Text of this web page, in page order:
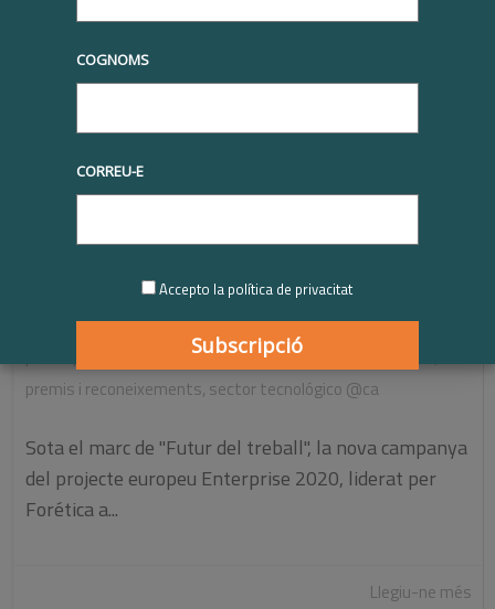
empresarials en transformació tecnològica
responsable i ocupabilitat jove
23/07/2018|Sense categoria,Últimes notícies,bones
desenvolupament capital humà
premis i reconeixements, sector tecnológico @ca
Sota el marc de "Futur del treball", la nova campanya
del projecte europeu Enterprise 2020, liderat per
Forética a...
Llegiu-ne més
COGNOMS
CORREU-E
Accepto la política de privacitat